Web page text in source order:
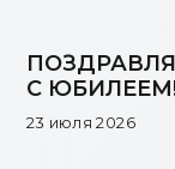
С
23 июля 2026